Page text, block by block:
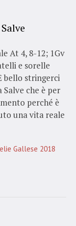
At 4, 8-12; 1Gv
e sorelle
bello stringerci
che è per
perché è
una vita reale
Gallese 2018